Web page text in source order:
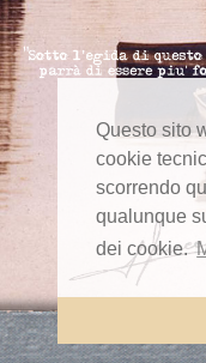
Questo sito
cookie
scorrendo
qualunque
dei cookie.